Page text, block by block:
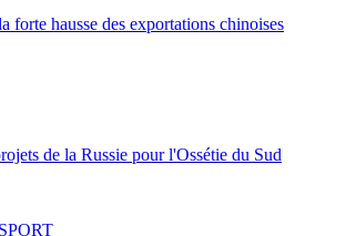
forte hausse des exportations chinoises
de la Russie pour l'Ossétie du Sud